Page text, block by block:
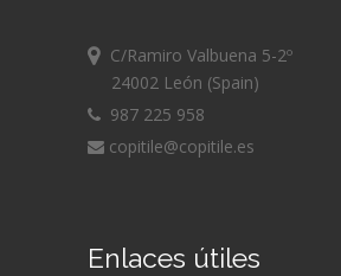
C/Ramiro Valbuena 5-2º
24002 León (Spain)
987 225 958
copitile@copitile.es
Enlaces útiles